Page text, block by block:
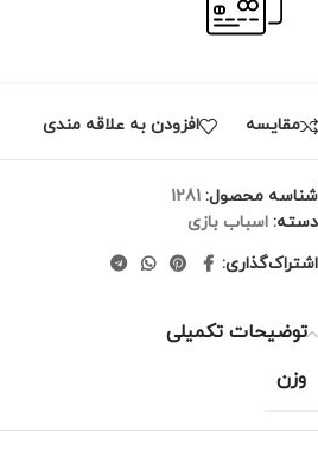
مقايسه افزودن به علاقه مندی
شناسه محصول: 1281
دسته: اسباب بازی
اشتراک‌گذاری:
توضیحات تکمیلی
وزن